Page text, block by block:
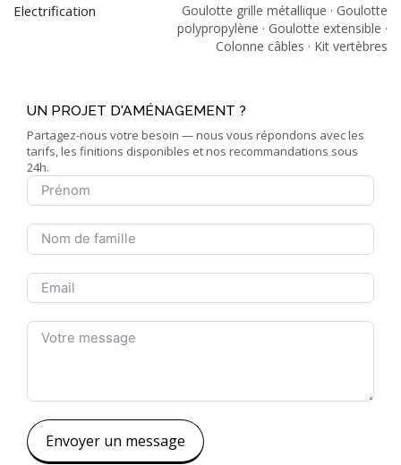
Electrification
Goulotte grille métallique · Goulotte
polypropylène · Goulotte extensible ·
Colonne câbles · Kit vertèbres
UN PROJET D'AMÉNAGEMENT ?
Partagez-nous votre besoin — nous vous répondons avec les
tarifs, les finitions disponibles et nos recommandations sous
24h.
Envoyer un message